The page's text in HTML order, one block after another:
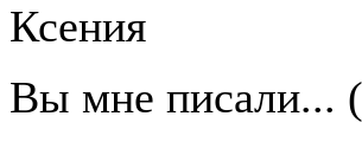
Ксения
Вы мне писали...